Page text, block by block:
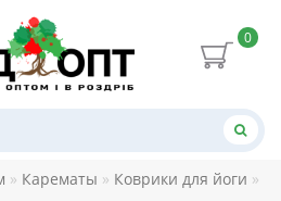
0
Карематы Коврики для йоги